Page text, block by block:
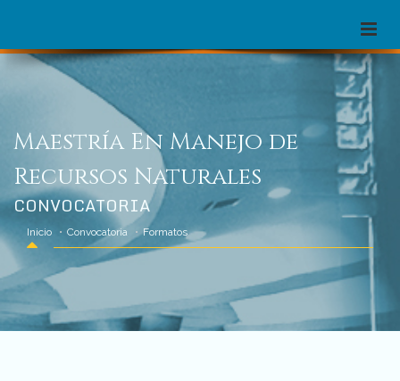
Maestría En Manejo de
Recursos Naturales
CONVOCATORIA
Inicio Convocatoria Formatos